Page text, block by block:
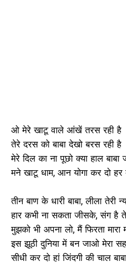
ओ मेरे खाटू वाले आंखें तरस रही है
तेरे दरस को बाबा देखो बरस रही है
मेरे दिल का ना पूछो क्या हाल बाबा
मने खाटू धाम, आन योगा कर दो हर
तीन बाण के धारी बाबा, लीला तेरी
हार कभी ना सकता जीसके, संग है
मुझको भी अपना लो, मैं फिरता मारा
इस झूठी दुनिया में बन जाओ मेरा
सीधी कर दो हां जिंदगी की चाल